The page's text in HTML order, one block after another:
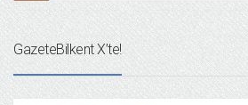
GazeteBilkent X’te!